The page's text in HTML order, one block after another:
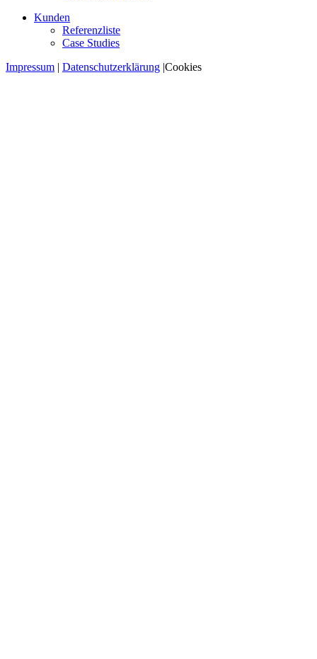
Kunden
Referenzliste
Case Studies
Impressum | Datenschutzerklärung |Cookies